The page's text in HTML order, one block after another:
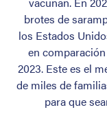
brotes de
los Estados
en
2023. Este es el
de miles de
para que